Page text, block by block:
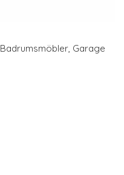
Badrumsmöbler, Garage